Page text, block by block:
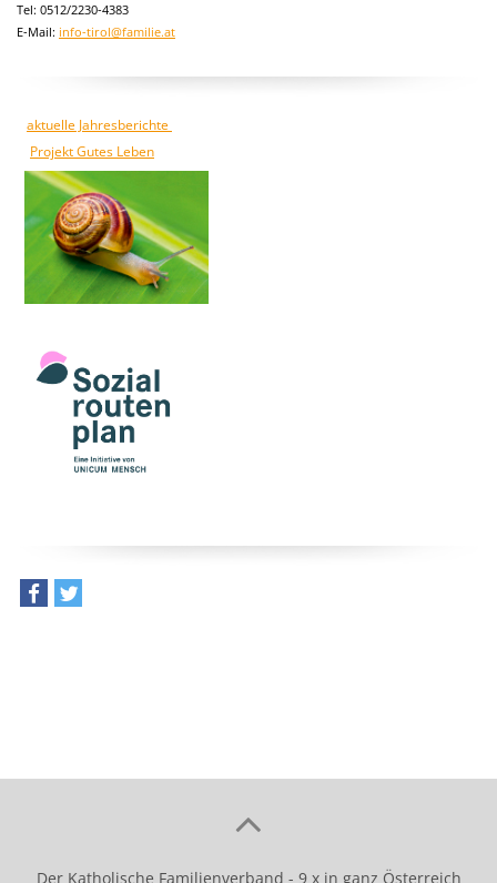
Tel: 0512/2230-4383
E-Mail: info-tirol@familie.at
aktuelle Jahresberichte
Projekt Gutes Leben
Der Katholische Familienverband - 9 x in ganz Österreich